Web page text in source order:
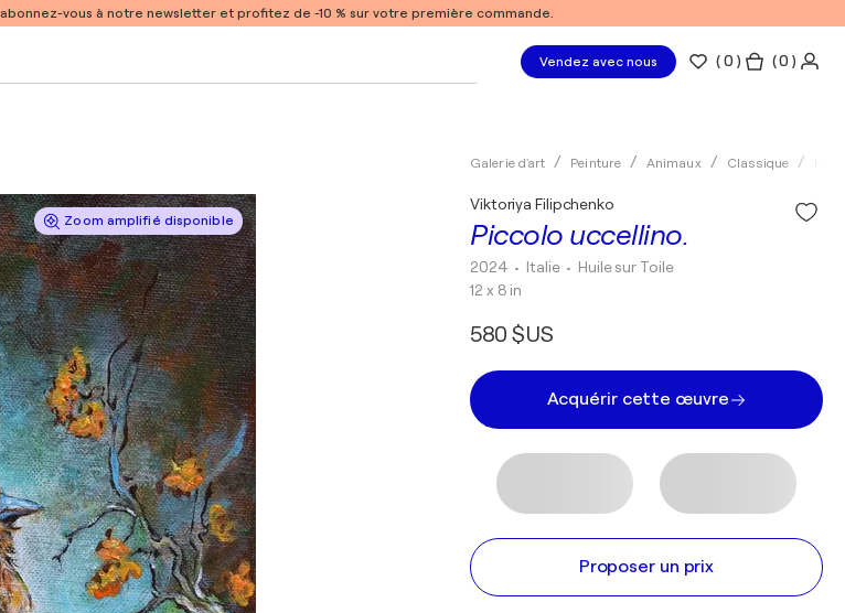
abonnez-vous à notre newsletter et profitez de -10 % sur votre première commande.
Vendez avec nous (0 ) ( 0 )
Zoom amplifié disponible
Galerie d'art Peinture Animaux Classique
Piccolo uccellino.
Viktoriya Filipchenko
2024 • Italie • Huile sur Toile
12 x 8 in
580 $US
Acquérir cette œuvre
Proposer un prix